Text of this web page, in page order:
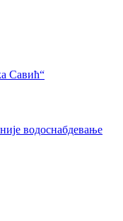
Савић“
водоснабдевање